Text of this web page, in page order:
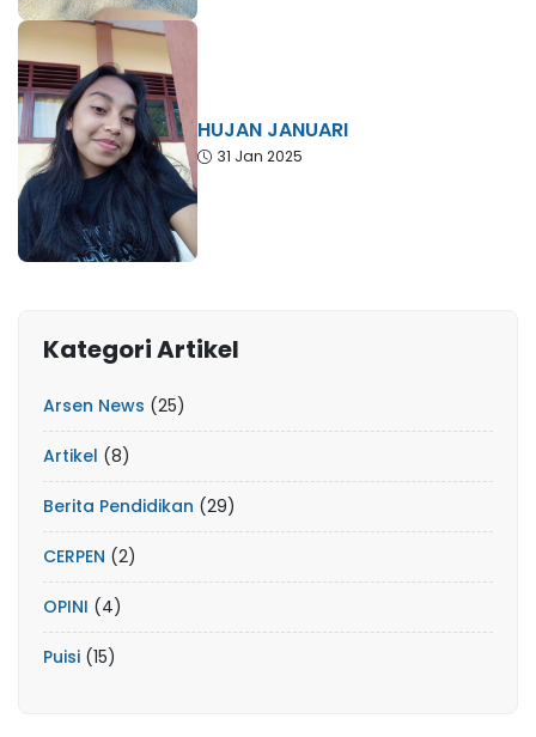
HUJAN JANUARI
31 Jan 2025
Kategori Artikel
Arsen News (25)
Artikel (8)
Berita Pendidikan (29)
CERPEN (2)
OPINI (4)
Puisi (15)